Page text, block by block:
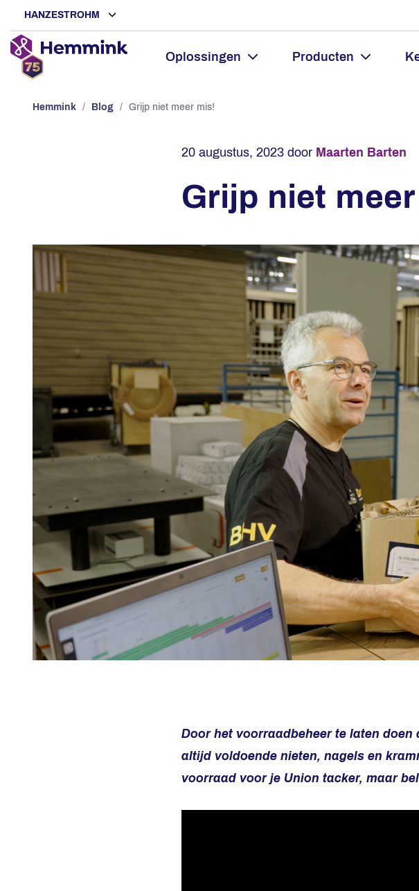
HANZESTROHM
Oplossingen Producten
Hemmink / Blog / Grijp niet meer mis!
20 augustus, 2023 door Maarten Barten
Grijp niet
Door het voorraadbeheer te laten
altijd voldoende nieten, nagels en
voorraad voor je Union tacker, maar